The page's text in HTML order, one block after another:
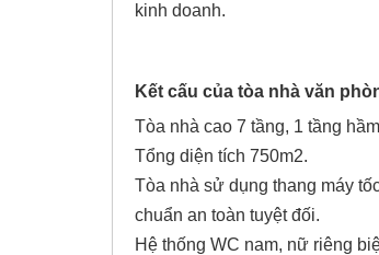
kinh doanh.
Kết cấu của tòa nhà văn
Tòa nhà cao 7 tầng, 1 tầng
Tổng diện tích 750m2.
Tòa nhà sử dụng thang máy
chuẩn an toàn tuyệt đối.
Hệ thống WC nam, nữ riêng